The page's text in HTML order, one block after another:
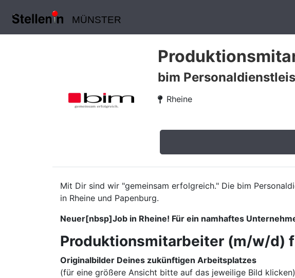
MÜNSTER
bim
Rheine
Mit Dir sind wir "gemeinsam erfolgreich." Die bim
in Rheine und Papenburg.
Neuer[nbsp]Job in Rheine! Für ein namhaftes
Produktionsmitarbeiter (m/w/d)
Originalbilder Deines zukünftigen Arbeitsplatzes
(für eine größere Ansicht bitte auf das jeweilige Bild